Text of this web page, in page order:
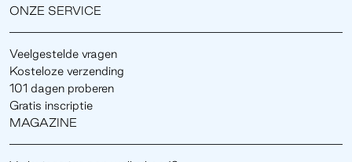
ONZE SERVICE
Veelgestelde vragen
Kosteloze verzending
101 dagen proberen
Gratis inscriptie
MAGAZINE